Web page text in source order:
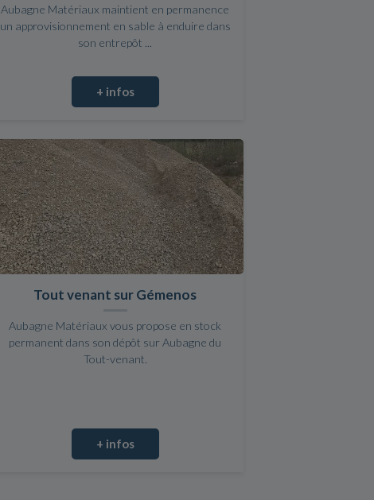
Aubagne Matériaux maintient en permanence
un approvisionnement en sable à enduire dans
son entrepôt ...
+ infos
Tout venant sur Gémenos
Aubagne Matériaux vous propose en stock
permanent dans son dépôt sur Aubagne du
Tout-venant.
+ infos